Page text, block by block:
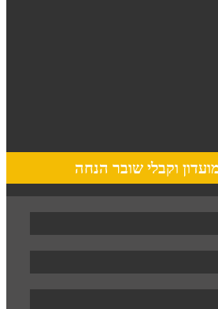
וקבלי שובר הנחה